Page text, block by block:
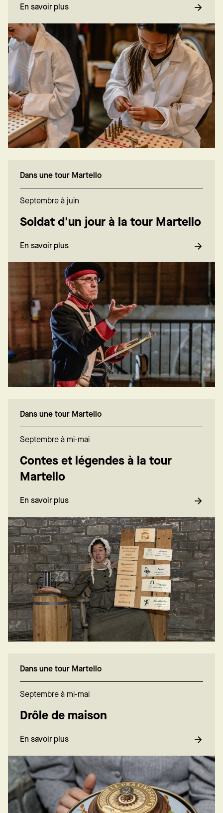
En savoir plus
Dans une tour Martello
Septembre à juin
Soldat d'un jour à la tour Martello
En savoir plus
Dans une tour Martello
Septembre à mi-mai
Contes et légendes à la tour
Martello
En savoir plus
Dans une tour Martello
Septembre à mi-mai
Drôle de maison
En savoir plus